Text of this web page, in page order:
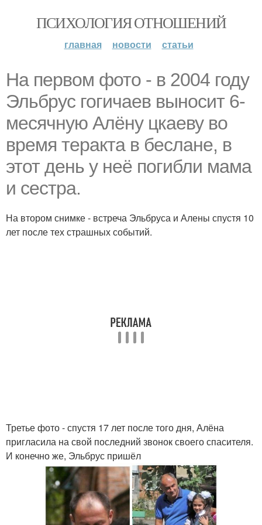
ПСИХОЛОГИЯ ОТНОШЕНИЙ
главная новости статьи
На первом фото - в 2004 году
Эльбрус гогичаев выносит 6-
месячную Алёну цкаеву во
время теракта в беслане, в
этот день у неё погибли мама
и сестра.
На втором снимке - встреча Эльбруса и Алены спустя 10
лет после тех страшных событий.
Третье фото - спустя 17 лет после того дня, Алёна
пригласила на свой последний звонок своего спасителя.
И конечно же, Эльбрус пришёл